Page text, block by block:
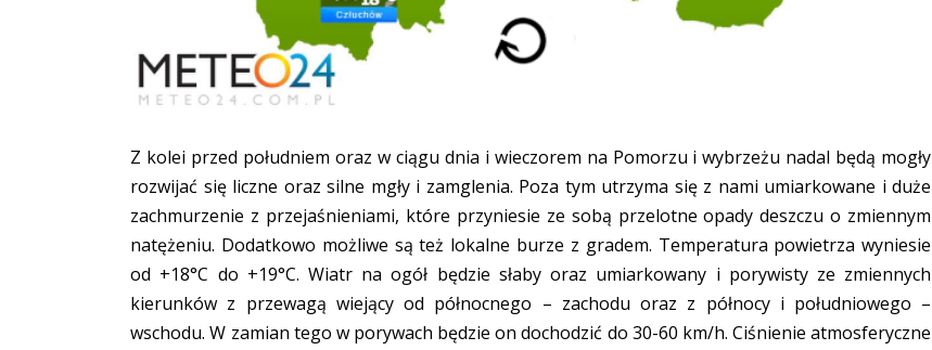
Z kolei przed południem oraz w ciągu dnia i wieczorem na Pomorzu i wybrzeżu nadal będą mogły
rozwijać się liczne oraz silne mgły i zamglenia. Poza tym utrzyma się z nami umiarkowane i duże
zachmurzenie z przejaśnieniami, które przyniesie ze sobą przelotne opady deszczu o zmiennym
natężeniu. Dodatkowo możliwe są też lokalne burze z gradem. Temperatura powietrza wyniesie
od +18°C do +19°C. Wiatr na ogół będzie słaby oraz umiarkowany i porywisty ze zmiennych
kierunków z przewagą wiejący od północnego – zachodu oraz z północy i południowego –
wschodu. W zamian tego w porywach będzie on dochodzić do 30-60 km/h. Ciśnienie atmosferyczne